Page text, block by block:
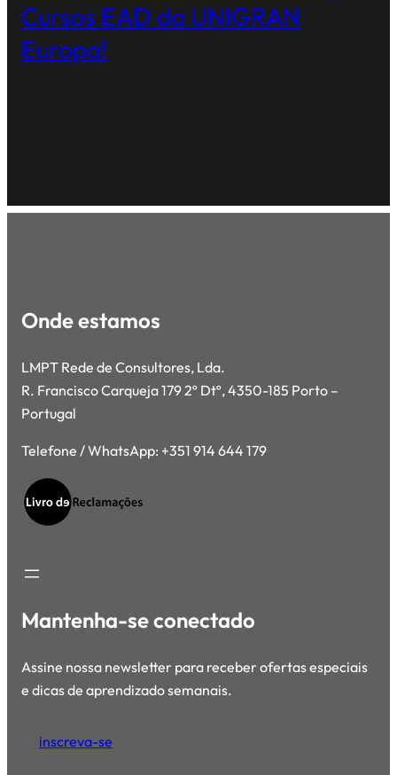
Cursos EAD da UNIGRAN
Europa!
Onde estamos
LMPT Rede de Consultores, Lda.
R. Francisco Carqueja 179 2º Dtº, 4350-185 Porto –
Portugal
Telefone / WhatsApp: +351 914 644 179
Mantenha-se conectado
Assine nossa newsletter para receber ofertas especiais
e dicas de aprendizado semanais.
inscreva-se